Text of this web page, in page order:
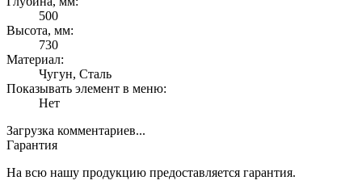
500
Высота, мм:
730
Материал:
Чугун, Сталь
Показывать элемент в меню:
Нет
Загрузка комментариев...
Гарантия
На всю нашу продукцию предоставляется гарантия.